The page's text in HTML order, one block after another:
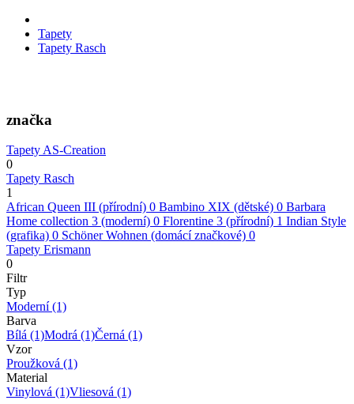
Tapety
Tapety Rasch
značka
Tapety AS-Creation
0
Tapety Rasch
1
African Queen III (přírodní) 0 Bambino XIX (dětské) 0 Barbara
Home collection 3 (moderní) 0 Florentine 3 (přírodní) 1 Indian Style
(grafika) 0 Schöner Wohnen (domácí značkové) 0
Tapety Erismann
0
Filtr
Typ
Moderní(1)
Barva
Bílá (1)Modrá (1)Černá (1)
Vzor
Proužková (1)
Material
Vinylová (1)Vliesová (1)